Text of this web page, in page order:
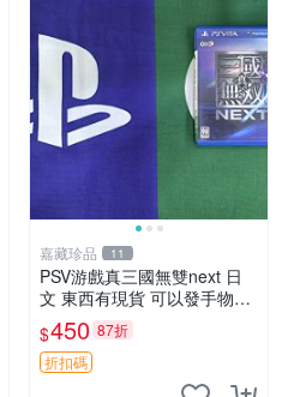
嘉藏珍品 11
PSV游戲真三國無雙next 日
文 東西有現貨 可以發手物品
無質量問題售不退不換
$450 87折
折扣碼